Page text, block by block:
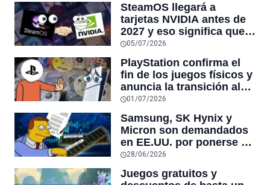
SteamOS llegará a
tarjetas NVIDIA antes de
2027 y eso significa que
el 90% de jugadores de
propia Steam Machine sin
comprar el hardware de
Valve
05/07/2026
PlayStation confirma el
fin de los juegos físicos y
anuncia la transición al
formato digital: “Fin de
01/07/2026
Samsung, SK Hynix y
Micron son demandados
en EE.UU. por ponerse de
acuerdo para mantener la
los precios
28/06/2026
Juegos gratuitos y